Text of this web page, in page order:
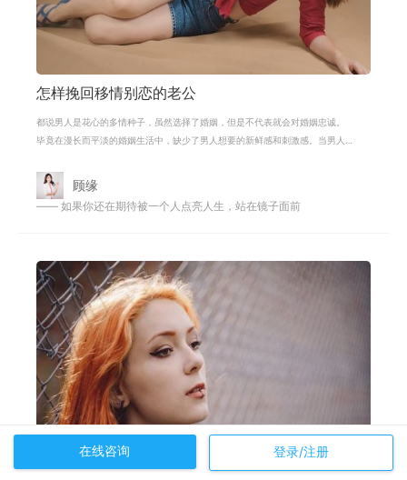
怎样挽回移情别恋的老公
都说男人是花心的多情种子，虽然选择了婚姻，但是不代表就会对婚姻忠诚。
毕竟在漫长而平淡的婚姻生活中，缺少了男人想要的新鲜感和刺激感。当男人
顾缘
—— 如果你还在期待被一个人点亮人生，站在镜子面前
在线咨询 登录/注册